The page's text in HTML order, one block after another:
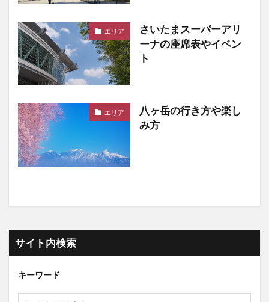
エリア
さいたまスーパーアリ
ーナの座席表やイベン
ト
エリア
八ヶ岳の行き方や楽し
み方
サイト内検索
キーワード